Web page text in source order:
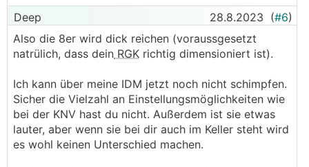
Deep 28.8.2023 (#6)
Also die 8er wird dick reichen (voraussgesetzt
natrülich, dass dein RGK richtig dimensioniert ist).
Ich kann über meine IDM jetzt noch nicht schimpfen.
Sicher die Vielzahl an Einstellungsmöglichkeiten wie
bei der KNV hast du nicht. Außerdem ist sie etwas
lauter, aber wenn sie bei dir auch im Keller steht wird
es wohl keinen Unterschied machen.